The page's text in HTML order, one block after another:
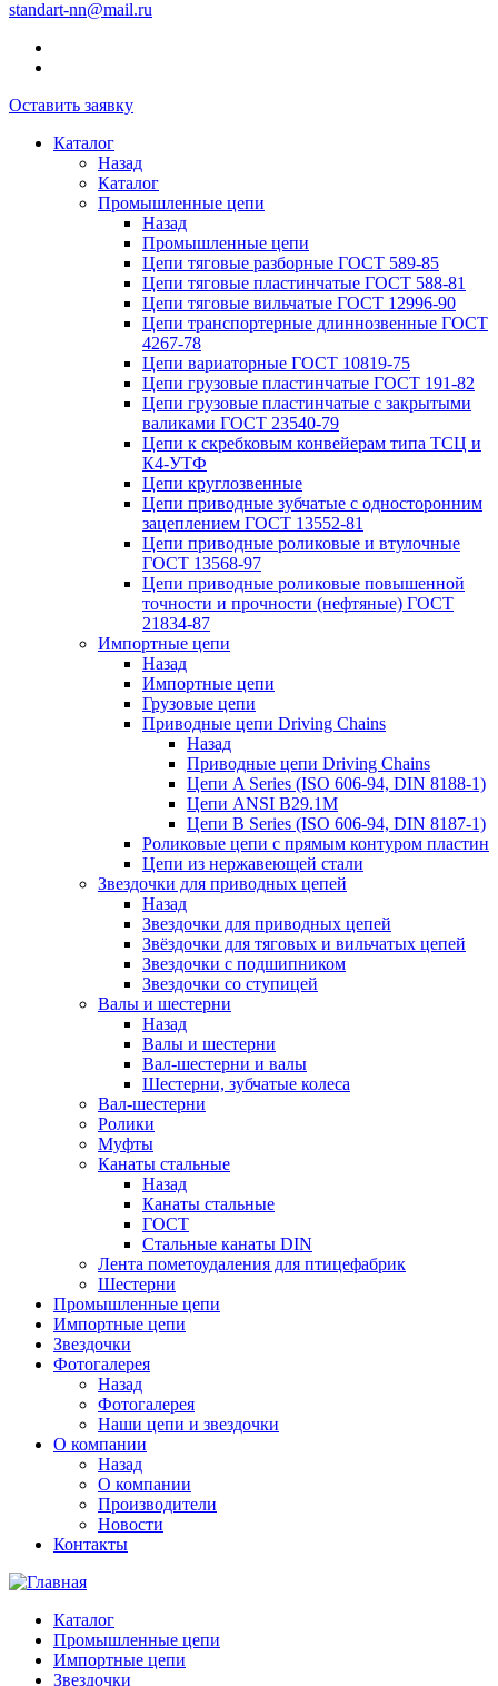
standart-nn@mail.ru
Оставить заявку
Каталог
Назад
Каталог
Промышленные цепи
Назад
Промышленные цепи
Цепи тяговые разборные ГОСТ 589-85
Цепи тяговые пластинчатые ГОСТ 588-81
Цепи тяговые вильчатые ГОСТ 12996-90
Цепи транспортерные длиннозвенные ГОСТ
4267-78
Цепи вариаторные ГОСТ 10819-75
Цепи грузовые пластинчатые ГОСТ 191-82
Цепи грузовые пластинчатые с закрытыми
валиками ГОСТ 23540-79
Цепи к скребковым конвейерам типа ТСЦ и
К4-УТФ
Цепи круглозвенные
Цепи приводные зубчатые с односторонним
зацеплением ГОСТ 13552-81
Цепи приводные роликовые и втулочные
ГОСТ 13568-97
Цепи приводные роликовые повышенной
точности и прочности (нефтяные) ГОСТ
21834-87
Импортные цепи
Назад
Импортные цепи
Грузовые цепи
Приводные цепи Driving Chains
Назад
Приводные цепи Driving Chains
Цепи A Series (ISO 606-94, DIN 8188-1)
Цепи ANSI B29.1M
Цепи B Series (ISO 606-94, DIN 8187-1)
Роликовые цепи с прямым контуром пластин
Цепи из нержавеющей стали
Звездочки для приводных цепей
Назад
Звездочки для приводных цепей
Звёздочки для тяговых и вильчатых цепей
Звездочки с подшипником
Звездочки со ступицей
Валы и шестерни
Назад
Валы и шестерни
Вал-шестерни и валы
Шестерни, зубчатые колеса
Вал-шестерни
Ролики
Муфты
Канаты стальные
Назад
Канаты стальные
ГОСТ
Стальные канаты DIN
Лента пометоудаления для птицефабрик
Шестерни
Промышленные цепи
Импортные цепи
Звездочки
Фотогалерея
Назад
Фотогалерея
Наши цепи и звездочки
О компании
Назад
О компании
Производители
Новости
Контакты
Каталог
Промышленные цепи
Импортные цепи
Звездочки